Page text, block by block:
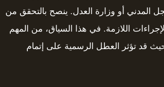
المدني أو وزارة العدل. ينصح بالتحقق من
اللازمة. في هذا السياق، من المهم
حيث قد تؤثر العطل الرسمية على إتمام